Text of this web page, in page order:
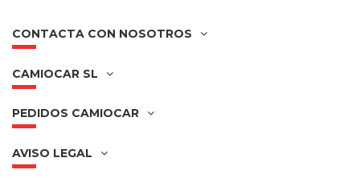
CONTACTA CON NOSOTROS
CAMIOCAR SL
PEDIDOS CAMIOCAR
AVISO LEGAL